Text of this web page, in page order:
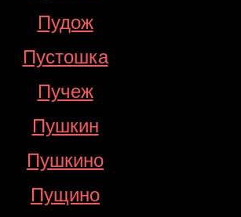
Пудож
Пустошка
Пучеж
Пушкин
Пушкино
Пущино